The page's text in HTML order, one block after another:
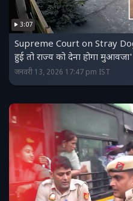
3:07
Supreme Court on Stray
हुई तो राज्य को देना होगा मुआवजा'
जनवरी 13, 2026 17:47 pm IST